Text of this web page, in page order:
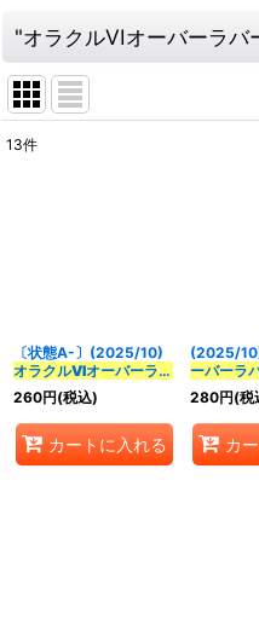
"オラクルVIオーバーラバ
絞
13件
〔状態A-〕(2025/10)
オラクルVIオーバーラバ
ーズ(ペンタンイラス
ト/PB39収録)【CP】
{BS67-CP08}《多》
260円(税込)
カートに入れる
(2025/
ーバーラ
ンイラス
【CP】
《多》
280円(税
カ